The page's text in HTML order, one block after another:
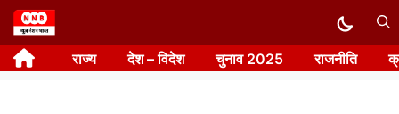
Skip
to
content राज्य देश – विदेश चुनाव 2025 राजनीति